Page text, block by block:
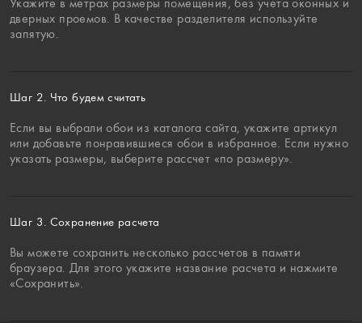
дверных проемов. В качестве разделителя используйте
запятую.
Шаг 2. Что будем считать
Если вы выбрали обои из каталога сайта, укажите артикул
или добавьте понравившиеся обои в избранное. Если нужно
указать размеры, выберите рассчет «по размеру».
Шаг 3. Сохранение расчета
Вы можете сохранить несколько рассчетов в памяти
браузера. Для этого укажите название расчета и нажмите
«Сохранить».